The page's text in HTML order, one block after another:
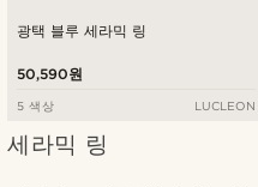
광택 블루 세라믹 링
50,590원
5 색상 LUCLEON
세라믹 링